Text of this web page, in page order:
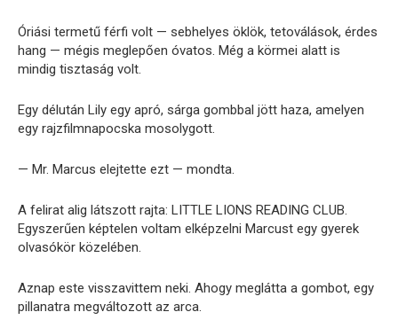
Óriási termetű férfi volt — sebhelyes öklök, tetoválások, érdes
hang — mégis meglepően óvatos. Még a körmei alatt is
mindig tisztaság volt.
Egy délután Lily egy apró, sárga gombbal jött haza, amelyen
egy rajzfilmnapocska mosolygott.
— Mr. Marcus elejtette ezt — mondta.
A felirat alig látszott rajta: LITTLE LIONS READING CLUB.
Egyszerűen képtelen voltam elképzelni Marcust egy gyerek
olvasókör közelében.
Aznap este visszavittem neki. Ahogy meglátta a gombot, egy
pillanatra megváltozott az arca.